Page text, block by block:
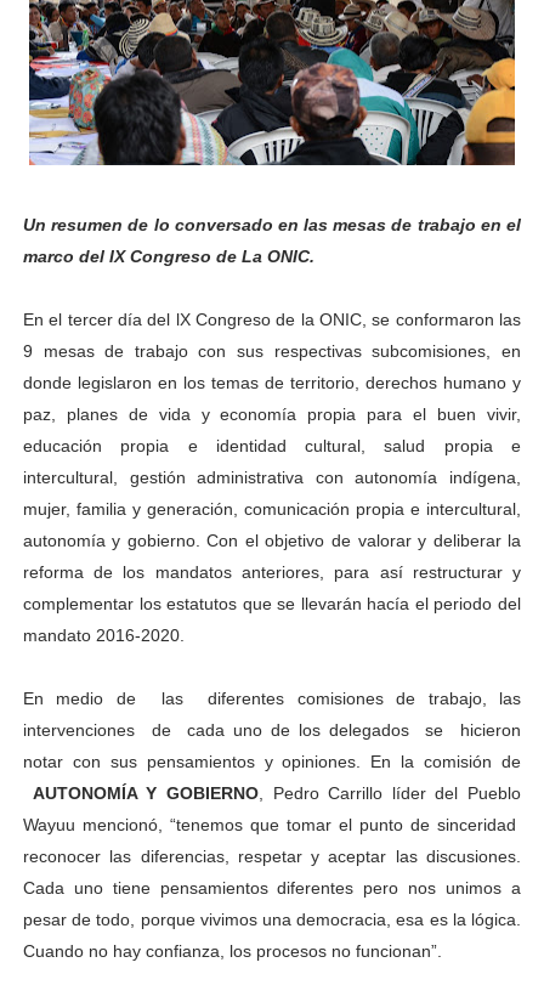
Un resumen de lo conversado en las mesas de trabajo en el
marco del IX Congreso de La ONIC.
En el tercer día del lX Congreso de la ONIC, se conformaron las
9 mesas de trabajo con sus respectivas subcomisiones, en
donde legislaron en los temas de territorio, derechos humano y
paz, planes de vida y economía propia para el buen vivir,
educación propia e identidad cultural, salud propia e
intercultural, gestión administrativa con autonomía indígena,
mujer, familia y generación, comunicación propia e intercultural,
autonomía y gobierno. Con el objetivo de valorar y deliberar la
reforma de los mandatos anteriores, para así restructurar y
complementar los estatutos que se llevarán hacía el periodo del
mandato 2016-2020.
En medio de las diferentes comisiones de trabajo, las
intervenciones de cada uno de los delegados se hicieron
notar con sus pensamientos y opiniones. En la comisión de
AUTONOMÍA Y GOBIERNO, Pedro Carrillo líder del Pueblo
Wayuu mencionó, “tenemos que tomar el punto de sinceridad
reconocer las diferencias, respetar y aceptar las discusiones.
Cada uno tiene pensamientos diferentes pero nos unimos a
pesar de todo, porque vivimos una democracia, esa es la lógica.
Cuando no hay confianza, los procesos no funcionan”.